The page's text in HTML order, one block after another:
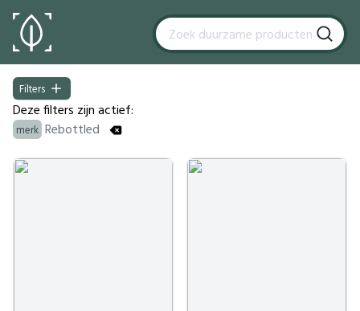
Filters
Filters
Deze filters zijn actief:
merk Rebottled
Products